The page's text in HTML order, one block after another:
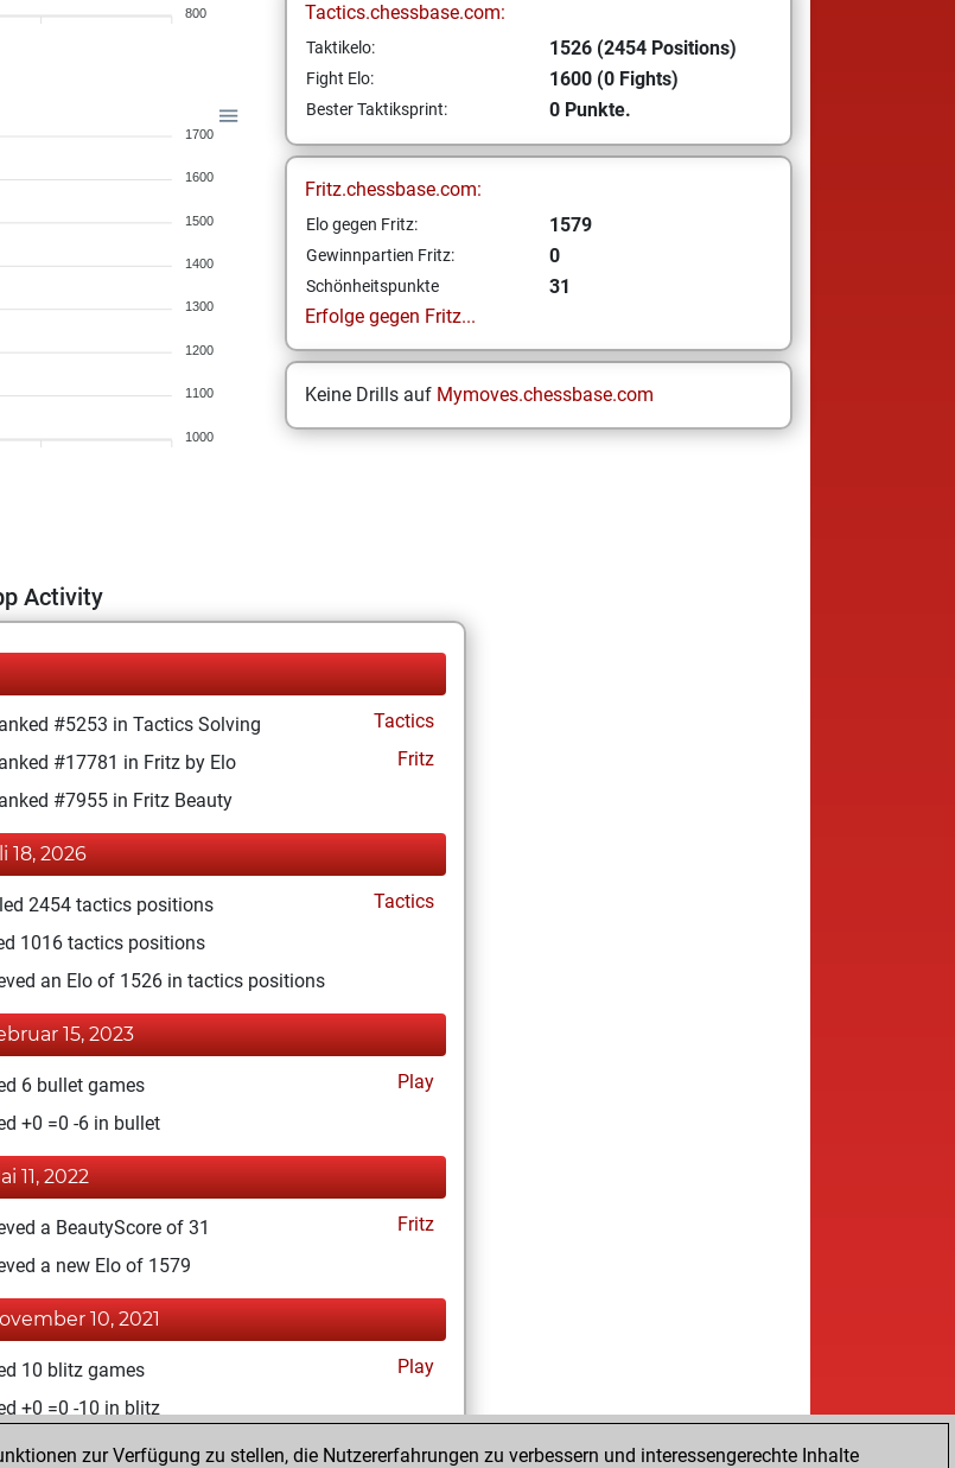
800
1700
1600
1500
1400
1300
1200
1100
1000
Tactics.chessbase.com:
Taktikelo: 1526 (2454 Positions)
Fight Elo: 1600 (0 Fights)
Bester Taktiksprint: 0 Punkte.
Fritz.chessbase.com:
Elo gegen Fritz: 1579
Gewinnpartien Fritz: 0
Schönheitspunkte
31
Erfolge gegen Fritz...
Keine Drills auf Mymoves.chessbase.com
Activity
#5253 in Tactics Solving
Tactics
#17781 in Fritz by Elo
Fritz
#7955 in Fritz Beauty
18, 2026
2454 tactics positions
Tactics
1016 tactics positions
an Elo of 1526 in tactics positions
15, 2023
6 bullet games
Play
+0 =0 -6 in bullet
11, 2022
a BeautyScore of 31
Fritz
a new Elo of 1579
10, 2021
10 blitz games
Play
+0 =0 -10 in blitz
3, 2021
zur Verfügung zu stellen, die Nutzererfahrungen zu verbessern und interessengerechte Inhalte